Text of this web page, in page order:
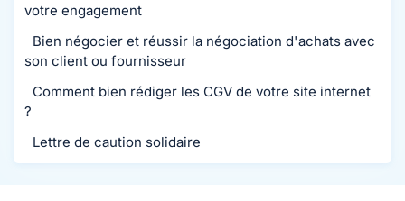
votre engagement
Bien négocier et réussir la négociation d'achats avec
son client ou fournisseur
Comment bien rédiger les CGV de votre site internet
?
Lettre de caution solidaire